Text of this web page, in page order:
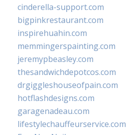
cinderella-support.com
bigpinkrestaurant.com
inspirehuahin.com
memmingerspainting.com
jeremypbeasley.com
thesandwichdepotcos.com
drgiggleshouseofpain.com
hotflashdesigns.com
garagenadeau.com
lifestylechauffeurservice.com